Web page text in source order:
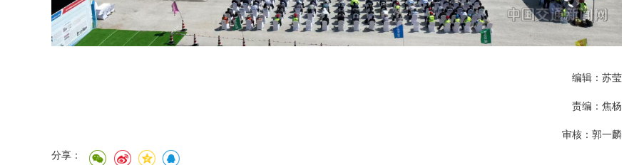
编辑：苏莹
责编：焦杨
审核：郭一麟
分享：